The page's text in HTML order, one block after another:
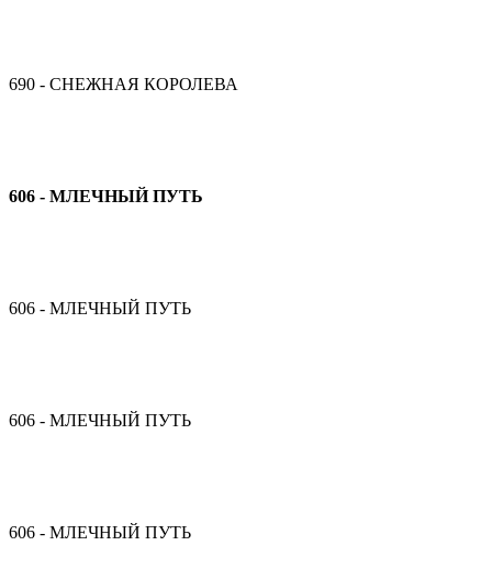
690 - СНЕЖНАЯ КОРОЛЕВА
606 - МЛЕЧНЫЙ ПУТЬ
606 - МЛЕЧНЫЙ ПУТЬ
606 - МЛЕЧНЫЙ ПУТЬ
606 - МЛЕЧНЫЙ ПУТЬ